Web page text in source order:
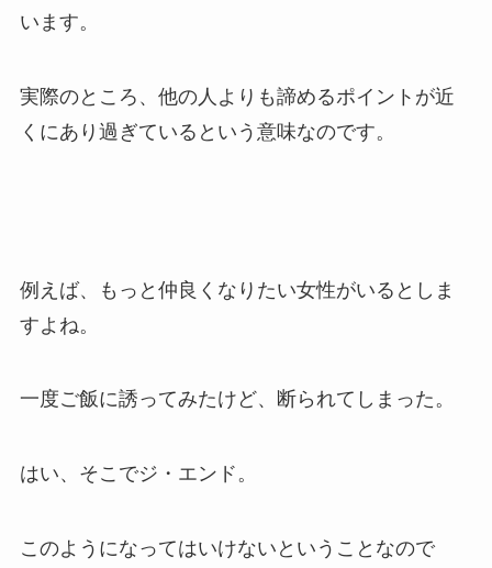
います。
実際のところ、他の人よりも諦めるポイントが近
くにあり過ぎているという意味なのです。
例えば、もっと仲良くなりたい女性がいるとしま
すよね。
一度ご飯に誘ってみたけど、断られてしまった。
はい、そこでジ・エンド。
このようになってはいけないということなので